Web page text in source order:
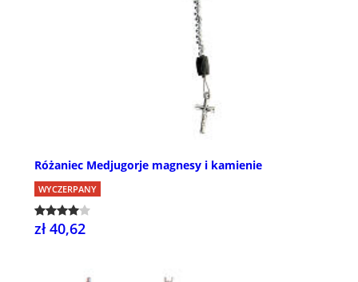
Różaniec Medjugorje magnesy i kamienie
WYCZERPANY
zł 40,62